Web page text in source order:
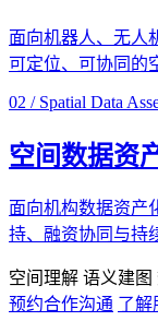
面向机器人、无人
可定位、可协同的
02 / Spatial Data
空间数据资
面向机构数据资产
持、融资协同与持
空间理解 语义建图
预约合作沟通 了解